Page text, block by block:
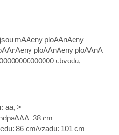
mAAeny ploAAnAeny
ploAAnAeny ploAAnA
obvodu,
aa, >
38 cm
86 cm/vzadu: 101 cm